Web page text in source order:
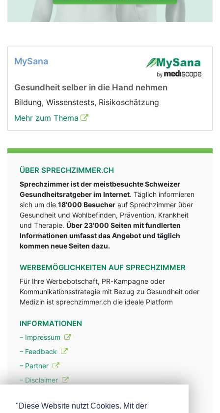
MySana
Gesundheit selber in die Hand nehmen
Bildung, Wissenstests, Risikoschätzung
Mehr zum Thema
ÜBER SPRECHZIMMER.CH
Sprechzimmer ist der meistbesuchte Schweizer
Gesundheitsratgeber im Internet. Täglich informieren
sich um die 18'000 Besucher auf Sprechzimmer über
Gesundheit und Wohlbefinden, Prävention, Krankheit
und Therapie. Über 23'000 Seiten mit fundlerten
Informationen umfasst das Angebot und täglich
kommen neue Seiten dazu.
WERBEMÖGLICHKEITEN AUF SPRECHZIMMER
Für Ihre Werbebotschaft, PR-Kampagne oder
Kommunikationsstrategie mit Bezug zu Gesundheit oder
Medizin ist sprechzimmer.ch die ideale Platform
INFORMATIONEN
– Impressum
– Feedback
– Partner
– Disclaimer
"Diese Website nutzt Cookies. Mit der